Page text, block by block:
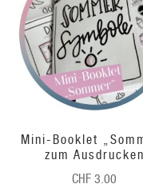
Mini-Booklet
zum Ausdrucken
CHF3.00